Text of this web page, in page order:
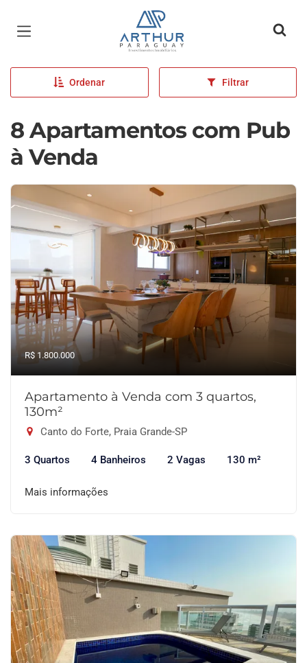
Página inicial
Ordenar Filtrar
8 Apartamentos com Pub
à Venda
R$ 1.800.000
Apartamento à Venda com 3 quartos,
130m²
Canto do Forte, Praia Grande-SP
3 Quartos 4 Banheiros 2 Vagas 130 m²
Mais informações